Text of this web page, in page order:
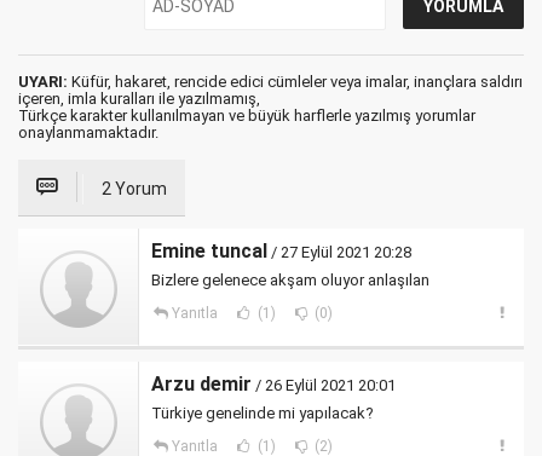
UYARI: Küfür, hakaret, rencide edici cümleler veya imalar, inançlara saldırı
içeren, imla kuralları ile yazılmamış,
Türkçe karakter kullanılmayan ve büyük harflerle yazılmış yorumlar
onaylanmamaktadır.
2 Yorum
Emine tuncal / 27 Eylül 2021 20:28
Bizlere gelenece akşam oluyor anlaşılan
Yanıtla (1) (0)
Arzu demir / 26 Eylül 2021 20:01
Türkiye genelinde mi yapılacak?
Yanıtla (1) (2)